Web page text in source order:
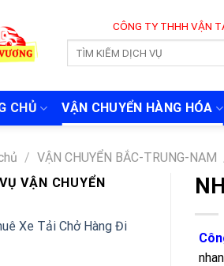
CÔNG TY THHH VẬN TẢI VÀ
CHỦ VẬN CHUYỂN HÀNG HÓA
/ VẬN CHUYỂN BẮC-TRUNG-NAM
VẬN CHUYỂN
Xe Tải Chở Hàng Đi